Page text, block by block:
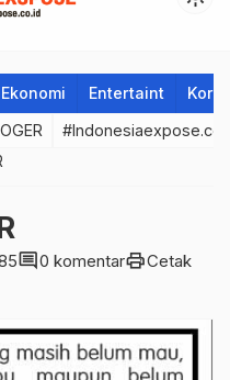
Ekonomi Entertaint
comment0 komentarprintCetak